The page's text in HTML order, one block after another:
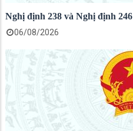
Nghị định 238 và Nghị định 246
06/08/2026